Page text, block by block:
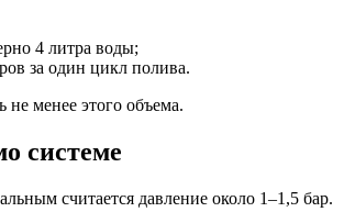
4 литра воды;
за один цикл полива.
не менее этого объема.
системе
считается давление около 1–1,5 бар.